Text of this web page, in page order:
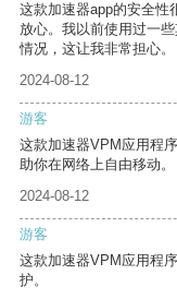
这款加速器app的安全性
放心。我以前使用过一
情况，这让我非常担心。
2024-08-12
游客
这款加速器VPM应用程
助你在网络上自由移动。
2024-08-12
游客
这款加速器VPM应用程
护。